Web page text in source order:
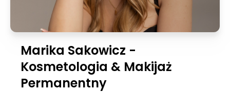
Marika Sakowicz -
Kosmetologia & Makijaż
Permanentny